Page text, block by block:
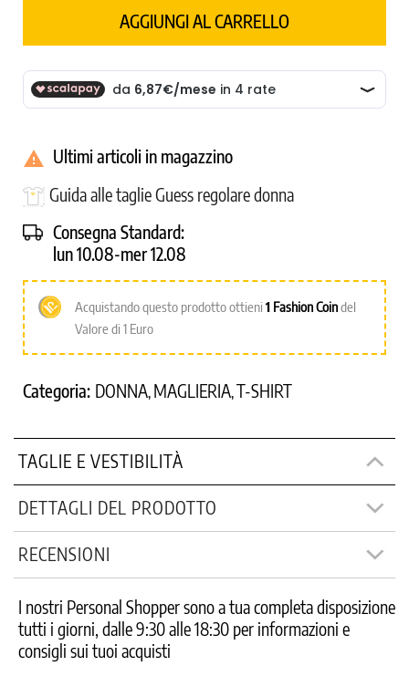
AGGIUNGI AL CARRELLO
 Ultimi articoli in magazzino
Guida alle taglie Guess regolare donna
Consegna Standard:
lun 10.08-mer 12.08
Acquistando questo prodotto ottieni 1 Fashion Coindel
Valore di 1 Euro
Categoria: DONNA MAGLIERIA T-SHIRT
TAGLIE E VESTIBILITÀ
DETTAGLI DEL PRODOTTO
RECENSIONI
I nostri Personal Shopper sono a tua completa disposizione
tutti i giorni, dalle 9:30 alle 18:30 per informazioni e
consigli sui tuoi acquisti